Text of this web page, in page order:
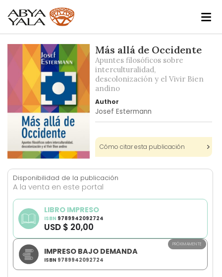
to
of
images
gallery
to
the
beginning
of
the
images
gallery
Más allá de Occidente
Apuntes filosóficos sobre
interculturalidad,
descolonización y el Vivir Bien
andino
Author
Josef Estermann
Cómo citar esta publicación
Disponibilidad de la publicación
A la venta en este portal
IMPRESO BAJO DEMANDA
ISBN 9789942092724
PRÓXIMAMENTE
LIBRO IMPRESO
ISBN 9789942092724
USD $ 20,00